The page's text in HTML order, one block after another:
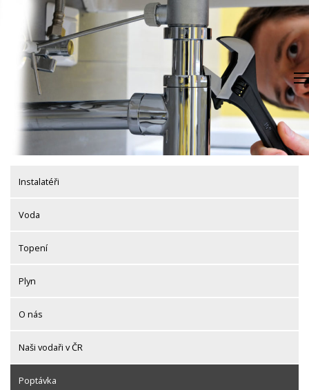
content
Instalatéři
Voda
Topení
Plyn
O nás
Naši vodaři v ČR
Poptávka